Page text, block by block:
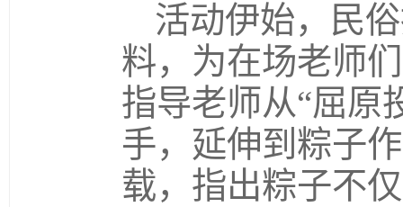
活动伊始，民
料，为在场老师
指导老师从“屈原
手，延伸到粽子
载，指出粽子不